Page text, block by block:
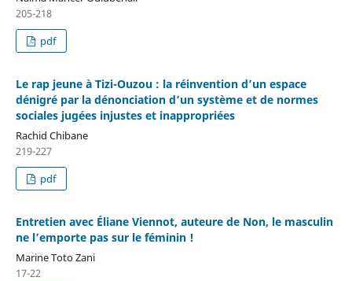
205-218
pdf
Le rap jeune à Tizi-Ouzou : la réinvention d’un espace
dénigré par la dénonciation d’un système et de normes
sociales jugées injustes et inappropriées
Rachid Chibane
219-227
pdf
Entretien avec Éliane Viennot, auteure de Non, le masculin
ne l’emporte pas sur le féminin !
Marine Toto Zani
17-22